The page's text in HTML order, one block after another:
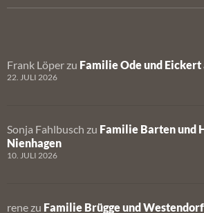
Frank Löper zu Familie Ode und
22. JULI 2026
Sonja Fahlbusch zu Familie Barten und
Nienhagen
10. JULI 2026
rene zu Familie Brügge und